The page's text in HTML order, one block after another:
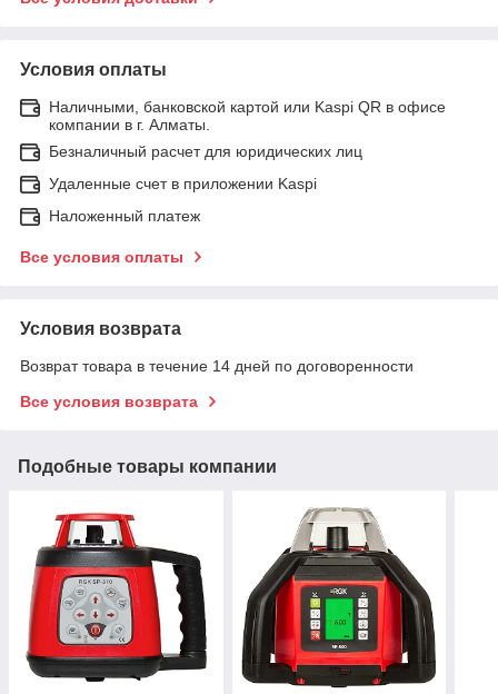
Условия оплаты
Наличными, банковской картой или Kaspi QR в офисе
компании в г. Алматы.
Безналичный расчет для юридических лиц
Удаленные счет в приложении Kaspi
Наложенный платеж
Все условия оплаты
Условия возврата
Возврат товара в течение 14 дней по договоренности
Все условия возврата
Подобные товары компании